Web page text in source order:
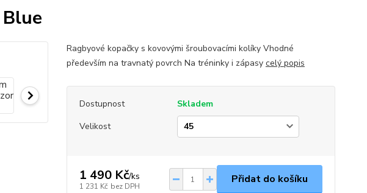
Ragbyové kopačky s kovovými šroubovacími kolíky Vhodné
především na travnatý povrch Na tréninky i zápasy celý popis
Dostupnost
Skladem
Velikost
1 490 Kč/ks
1 231 Kč bez DPH
Přidat do košíku